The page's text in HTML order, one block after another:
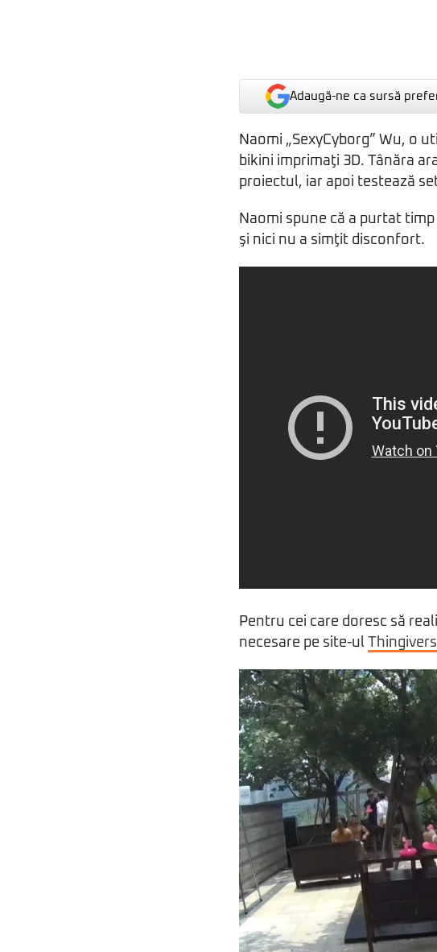
Adaugă-ne ca sursă
Naomi „SexyCyborg” Wu, o
bikini imprimaţi 3D. Tânăra
proiectul, iar apoi testează
Naomi spune că a purtat
şi nici nu a simţit disconfort.
Pentru cei care doresc să
necesare pe site-ul